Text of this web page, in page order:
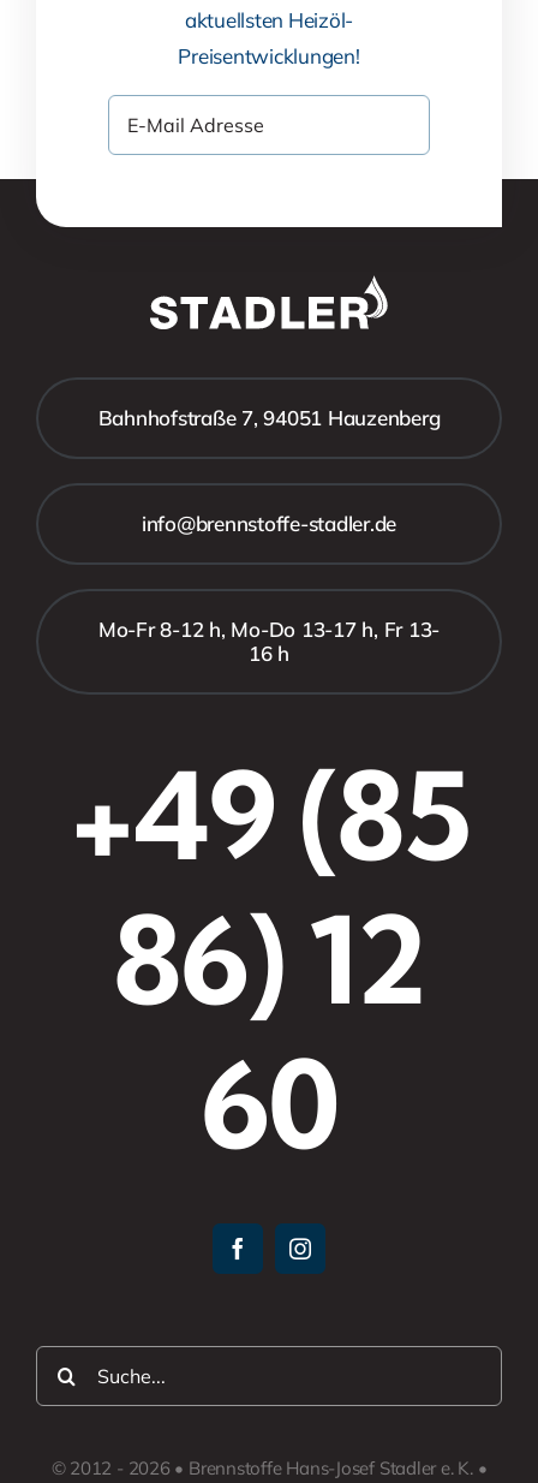
aktuellsten Heizöl-
Preisentwicklungen!
Bahnhofstraße 7, 94051 Hauzenberg
info@brennstoffe-stadler.de
Mo-Fr 8-12 h, Mo-Do 13-17 h, Fr 13-
16 h
+49 (85
86) 12
60
Suche
nach:
© 2012 - 2026 • Brennstoffe Hans-Josef Stadler e. K. •